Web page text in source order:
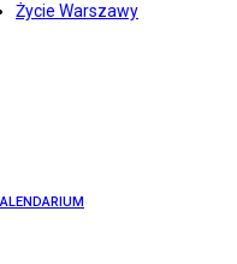
Życie Warszawy